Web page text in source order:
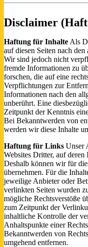
Disclaimer
Haftung für Inhalte Als
auf diesen Seiten nach
Wir sind jedoch nicht
fremde Informationen zu
forschen, die auf eine
Verpflichtungen zur
Informationen nach den
unberührt. Eine
Zeitpunkt der Kenntnis
Bei Bekanntwerden von
werden wir diese Inhalte
Haftung für Links Unser
Websites Dritter, auf
Deshalb können wir für
übernehmen. Für die
jeweilige Anbieter oder
verlinkten Seiten wurden
mögliche Rechtsverstöße
zum Zeitpunkt der
inhaltliche Kontrolle der
Anhaltspunkte einer
Bekanntwerden von
umgehend entfernen.